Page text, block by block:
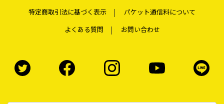
特定商取引法に基づく表示
パケット通信料について
よくある質問
お問い合わせ